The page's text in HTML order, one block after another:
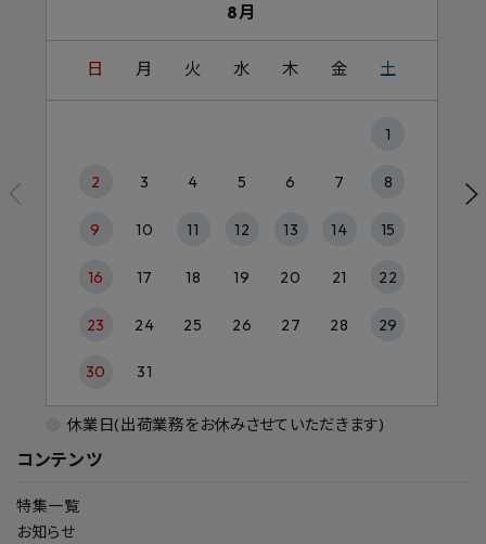
コンテンツ
特集一覧
お知らせ
8月
日 月 火 水 木 金 土
1
2 3 4 5 6 7 8
9 10 11 12 13 14 15
16 17 18 19 20 21 22
23 24 25 26 27 28 29
30 31
休業日(出荷業務をお休みさせていただきます)